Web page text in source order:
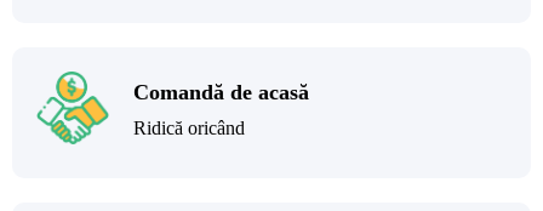
Comandă de acasă
Ridică oricând